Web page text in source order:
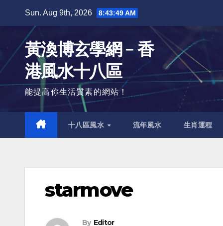
content
Sun. Aug 9th, 2026 8:43:50 AM
黃渙博玄學網﹣香
港風水十八區
能提高你生活質素的網站！
十八區風水 流年風水 生肖運程
starmove
By Editor